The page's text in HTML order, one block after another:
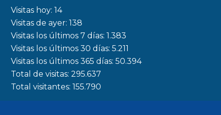
o
k
a
m
r
Visitas hoy:14
Visitas de ayer:138
Visitas los últimos 7 días:1.383
Visitas los últimos 30 días:5.211
Visitas los últimos 365 días:50.394
Total de visitas:295.637
Total visitantes:155.790